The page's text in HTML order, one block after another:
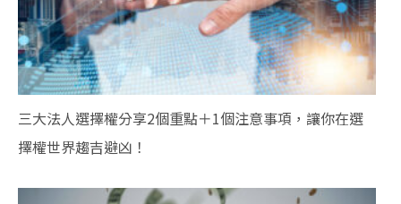
三大法人選擇權分享2個重點＋1個注意事項，讓你在選
擇權世界趨吉避凶！